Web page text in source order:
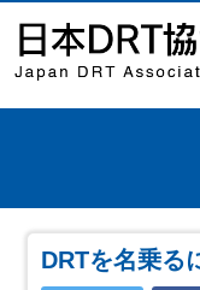
DRTを名乗る